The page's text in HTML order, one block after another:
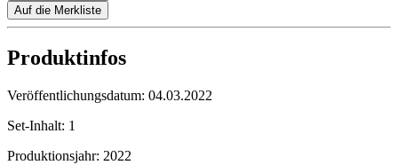
Auf die Merkliste
Produktinfos
Veröffentlichungsdatum: 04.03.2022
Set-Inhalt: 1
Produktionsjahr: 2022